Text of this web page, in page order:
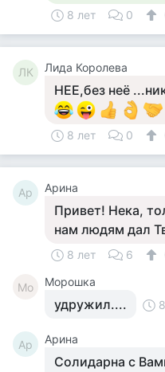
8 лет 0
ЛК Лида Королева
НЕЕ,без неё
8 лет 0
Ар Арина
Привет! Нека,
нам людям дал
8 лет 6
Мо Морошка
удружил....
Ар Арина
Солидарна с